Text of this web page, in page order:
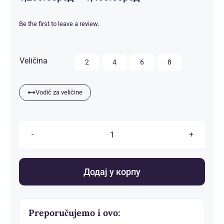
1,400.00рсд
Be the first to leave a review.
Veličina 2 4 6 8
Vodič za veličine
Dečije
количина
Додај у корпу
Preporučujemo i ovo: